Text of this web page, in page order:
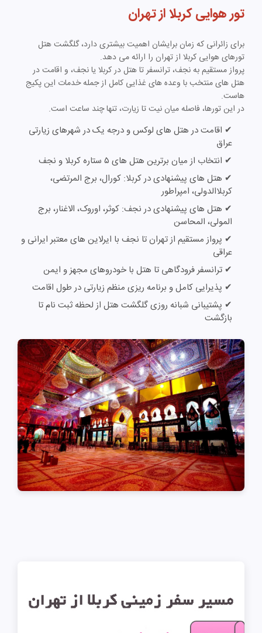
تور هوایی کربلا از تهران
برای زائرانی که زمان برایشان اهمیت بیشتری دارد، گلگشت هتل
تورهای هوایی کربلا از تهران را ارائه می دهد.
پرواز مستقیم به نجف، ترانسفر تا هتل در کربلا یا نجف، و اقامت در
هتل های منتخب با وعده های غذایی کامل از جمله خدمات این پکیج
هاست.
در این تورها، فاصله میان نیت تا زیارت، تنها چند ساعت است.
✔ اقامت در هتل های لوکس و درجه یک در شهرهای زیارتی
عراق
✔ انتخاب از میان برترین هتل های ۵ ستاره کربلا و نجف
✔ هتل های پیشنهادی در کربلا: کورال، برج المرتضی،
کربلاالدولی، امپراطور
✔ هتل های پیشنهادی در نجف: کوثر، اوروک، الاغنار، برج
المولی، المحاسن
✔ پرواز مستقیم از تهران تا نجف با ایرلاین های معتبر ایرانی و
عراقی
✔ ترانسفر فرودگاهی تا هتل با خودروهای مجهز و ایمن
✔ پذیرایی کامل و برنامه ریزی منظم زیارتی در طول اقامت
✔ پشتیبانی شبانه روزی گلگشت هتل از لحظه ثبت نام تا
بازگشت